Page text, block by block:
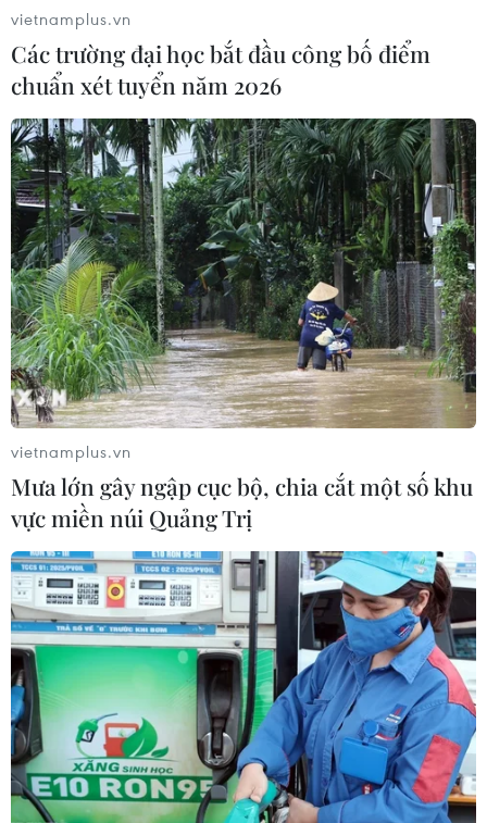
TIN CÙNG CHUYÊN MỤC
vietnamplus.vn
Các trường đại học bắt đầu công bố điểm
chuẩn xét tuyển năm 2026
vietnamplus.vn
Mưa lớn gây ngập cục bộ, chia cắt một số khu
vực miền núi Quảng Trị